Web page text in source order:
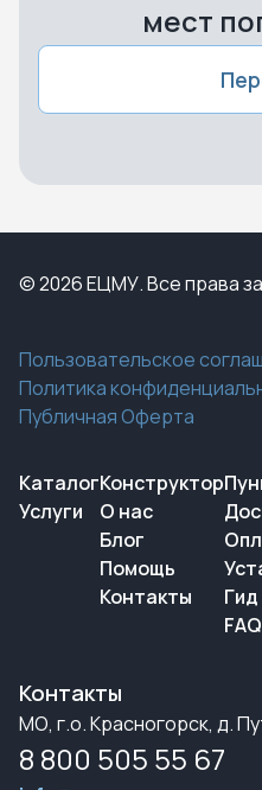
мест
© 2026 ЕЦМУ. Все права
Пользовательское
Политика
Публичная Оферта
Каталог
Услуги
Конструктор
О нас
Блог
Помощь
Контакты
FAQ
Контакты
МО, г.о. Красногорск, д.
8 800 505 55 67